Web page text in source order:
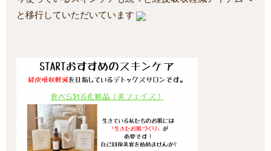
と移行していただいています